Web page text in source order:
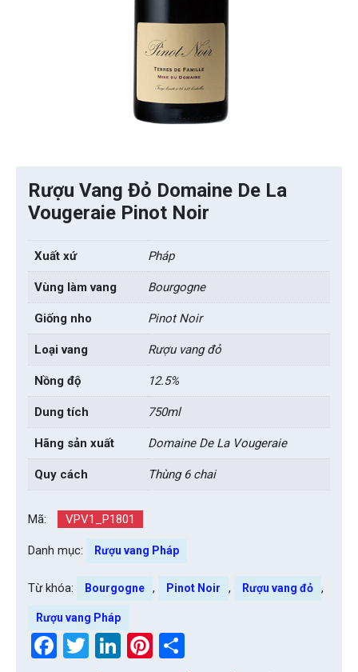
Rượu Vang Đỏ Domaine De La
Vougeraie Pinot Noir
Xuất xứ Pháp
Vùng làm vang Bourgogne
Giống nho Pinot Noir
Loại vang Rượu vang đỏ
Nồng độ 12.5%
Dung tích 750ml
Hãng sản xuất Domaine De La Vougeraie
Quy cách Thùng 6 chai
Mã: VPV1_P1801
Danh mục: Rượu vang Pháp
Từ khóa: Bourgogne , Pinot Noir , Rượu vang đỏ ,
Rượu vang Pháp
Facebook
Twitter
LinkedIn
Pinterest